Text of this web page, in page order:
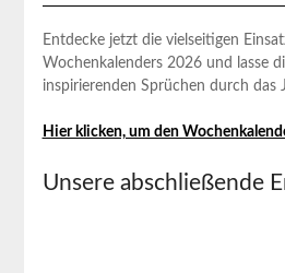
Entdecke jetzt die vielseitigen
Wochenkalenders‌ 2026‍ und lasse
‌inspirierenden Sprüchen durch das
Hier klicken, um den
Unsere abschließende